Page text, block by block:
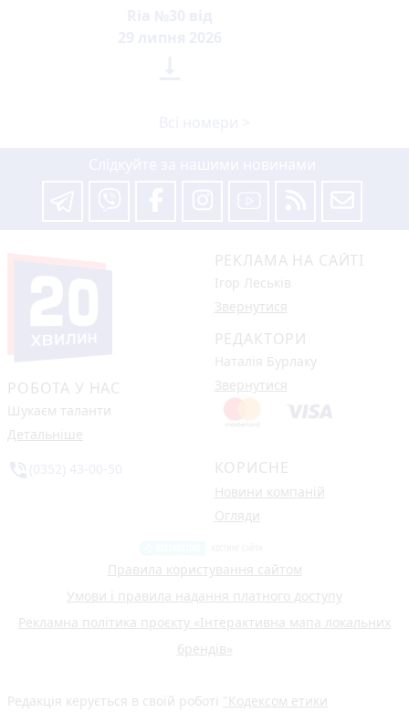
РОБОТА У НАС
Шукаєм таланти
Детальніше
РЕКЛАМА НА САЙТІ
Ігор Леськів
Звернутися
РЕДАКТОРИ
Наталія Бурлаку
Звернутися
КОРИСНЕ
Новини компаній
Огляди
Правила користування сайтом
Умови і правила надання платного доступу
Рекламна політика проєкту «Інтерактивна мапа локальних
брендів»
Редакція керується в своїй роботі "Кодексом етики